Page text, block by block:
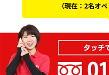
（現在：2名オ